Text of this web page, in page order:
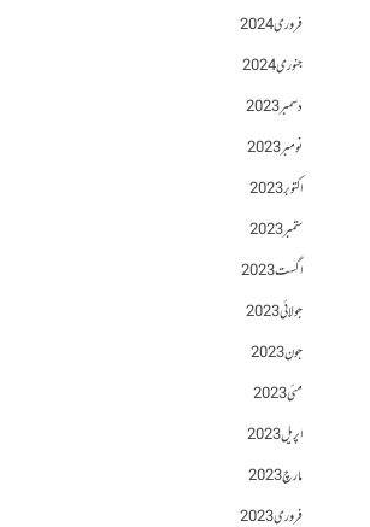
فروری 2024
جنوری 2024
دسمبر 2023
نومبر 2023
اکتوبر 2023
ستمبر 2023
اگست 2023
جولائی 2023
جون 2023
مئی 2023
اپریل 2023
مارچ 2023
فروری 2023